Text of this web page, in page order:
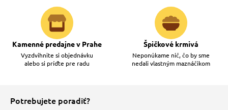
Kamenné predajne v Prahe
Vyzdvihnite si objednávku
alebo si príďte pre radu
Špičkové krmivá
Neponúkame nič, čo by sme
nedali vlastným maznáčikom
Potrebujete poradiť?